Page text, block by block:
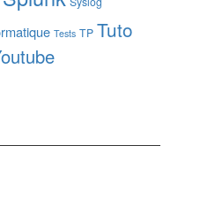
Tests TP Tuto